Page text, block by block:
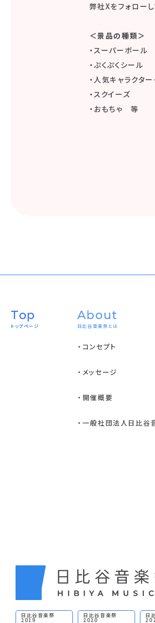
弊社Xをフォロー
＜景品の種類＞
・スーパーボール
・ぷくぷくシール
・人気キャラクタ
・スクイーズ
・おもちゃ 等
Top
トップページ
About
日比谷音楽祭とは
コンセプト
メッセージ
開催概要
一般社団法人日比谷
日比谷音楽祭
2019
日比谷音楽祭
2020
日